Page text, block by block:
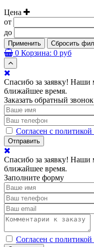
Цена
от
до
Применить Сбросить
0 Корзина: 0 руб
Спасибо за заявку!
ближайшее время.
Заказать обратный звонок
Согласен с
Отправить
Спасибо за заявку!
ближайшее время.
Заполните форму
Согласен с